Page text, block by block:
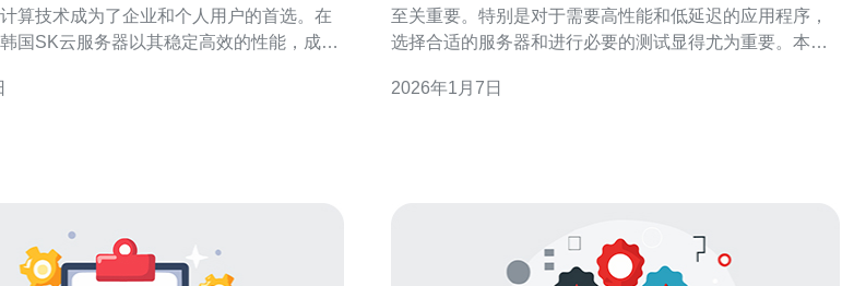
算技术成为了企业和个人用户的首选。在
国SK云服务器以其稳定高效的性能，成为
至关重要。特别是对于需要高性能和低延迟的应用程序，
选择合适的服务器和进行必要的测试显得尤为重要。本文
性，并推荐一些能够提供优质服务的VPS和主机服务商。
2026年1月7日